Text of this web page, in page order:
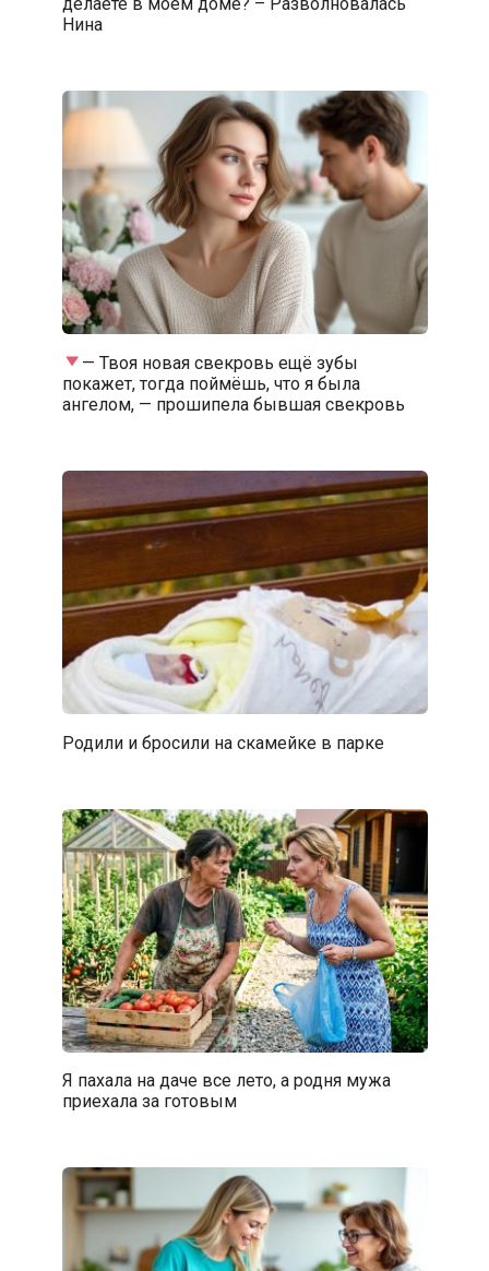
Нина
— Твоя новая свекровь ещё зубы
покажет, тогда поймёшь, что я была
ангелом, — прошипела бывшая свекровь
Родили и бросили на скамейке в парке
Я пахала на даче все лето, а родня мужа
приехала за готовым